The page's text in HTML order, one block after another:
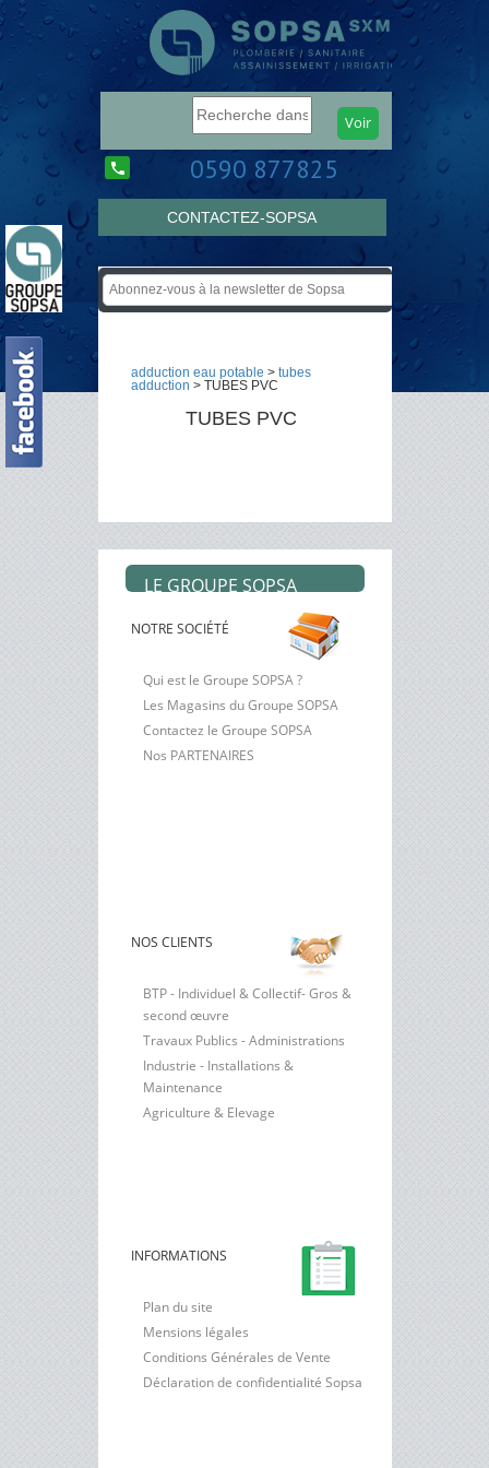
0590 877825
CONTACTEZ-SOPSA
adduction eau potable > tubes
adduction > TUBES PVC
TUBES PVC
LE GROUPE SOPSA
NOTRE SOCIÉTÉ
Qui est le Groupe SOPSA ?
Les Magasins du Groupe SOPSA
Contactez le Groupe SOPSA
Nos PARTENAIRES
NOS CLIENTS
BTP - Individuel & Collectif- Gros &
second œuvre
Travaux Publics - Administrations
Industrie - Installations &
Maintenance
Agriculture & Elevage
INFORMATIONS
Plan du site
Mensions légales
Conditions Générales de Vente
Déclaration de confidentialité Sopsa